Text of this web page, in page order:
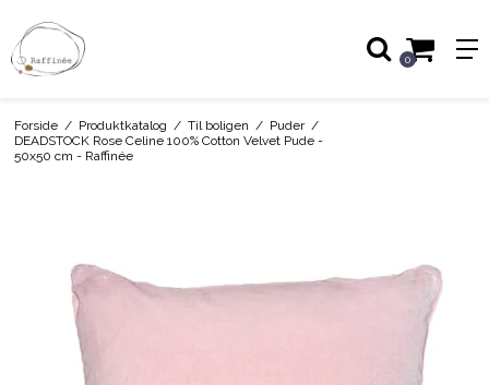
0
Forside / Produktkatalog / Til boligen / Puder /
DEADSTOCK Rose Celine 100% Cotton Velvet Pude -
50x50 cm - Raffinée